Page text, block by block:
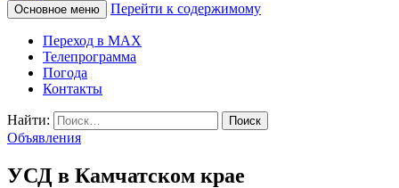
КАМЧАТСКОЕ
ИНФОРМАЦИОННОЕ
АГЕНТСТВО (КИА
«ВЕСТИ»)
Основное меню Перейти к содержимому
Переход в MAX
Телепрограмма
Погода
Контакты
Найти:
Объявления
УСД в Камчатском крае